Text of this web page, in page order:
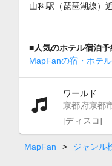
山科駅（琵琶湖線）
■人気のホテル宿泊予
MapFanの宿・ホテ
ワールド
京都府京都
[ディスコ]
MapFan > ジャンル